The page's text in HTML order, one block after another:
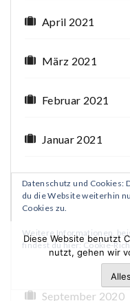
April 2021
März 2021
Februar 2021
Januar 2021
Dezember 2020
Oktober 2020
September 2020
Datenschutz und Cookies:
du die Website weiterhin
Cookies zu.
Weitere Informationen,
findest du hier:Cookie-
Diese Website benutzt
nutzt, gehen wir